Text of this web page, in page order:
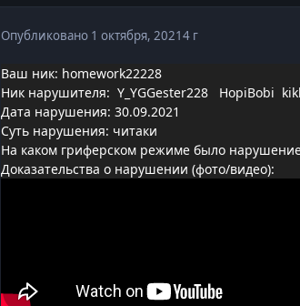
Опубликовано 1 октября, 20214 г
Ваш ник: homework22228
Ник нарушителя: Y_YGGester228 HopiBobi
Дата нарушения: 30.09.2021
Суть нарушения: читаки
На каком гриферском режиме было нарушение
Доказательства о нарушении (фото/видео):